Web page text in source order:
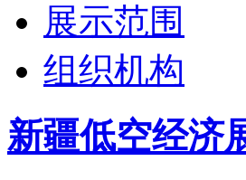
展示范围
组织机构
新疆低空经济